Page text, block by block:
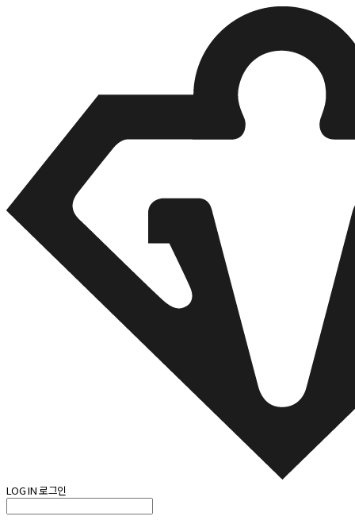
LOG IN로그인